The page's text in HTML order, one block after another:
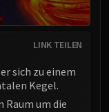
LINK TEILEN
sich zu einem
Kegel.
Raum um die